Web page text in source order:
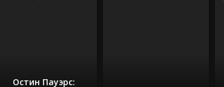
Остин Пауэрс: